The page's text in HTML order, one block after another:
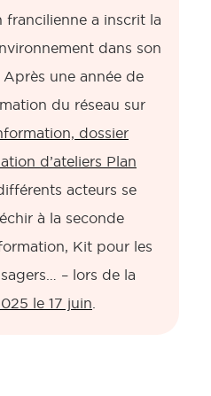
francilienne a inscrit la
dans son
une année de
du réseau sur
dossier
d’ateliers Plan
acteurs se
à la seconde
Kit pour les
– lors de la
le 17 juin